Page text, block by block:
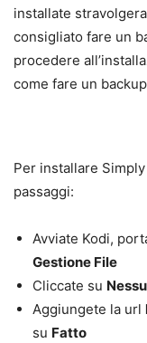
installate
consigliato fare un
procedere
come fare un
Per installare
passaggi:
Avviate Kodi,
Gestione File
Cliccate su
Aggiungete la url
su Fatto